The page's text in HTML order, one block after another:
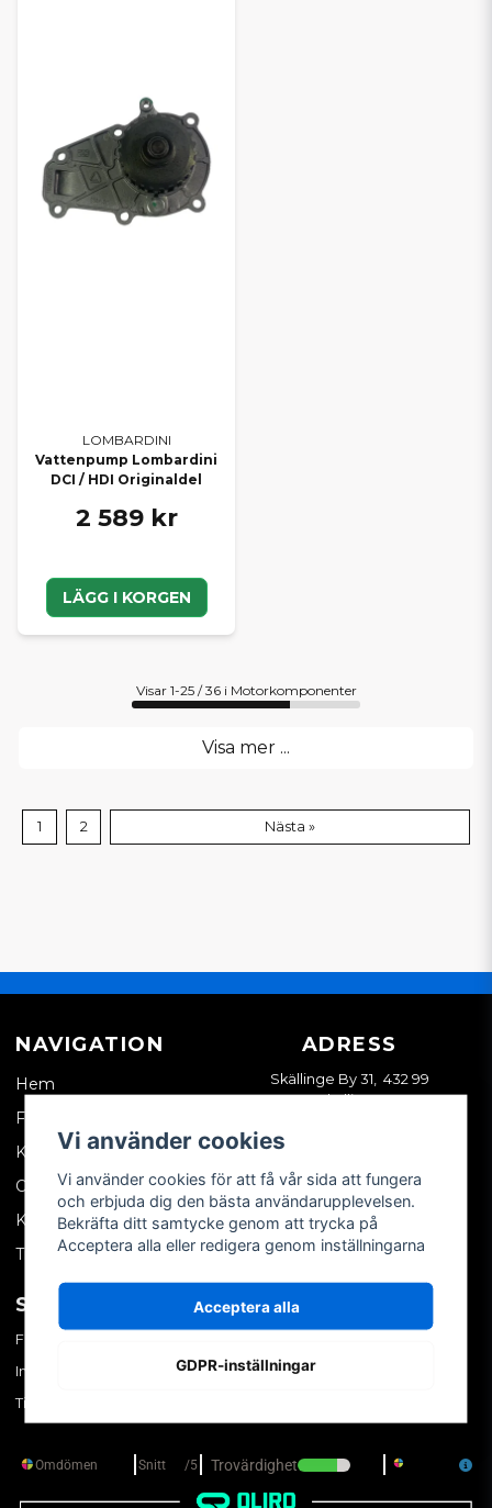
LOMBARDINI
Vattenpump Lombardini
DCI / HDI Originaldel
2 589 kr
LÄGG I KORGEN
Visar 1-25 / 36 i Motorkomponenter
Visa mer ...
1 2 Nästa »
NAVIGATION
Hem
Företagskund
Kontakta oss
Om oss
Köpvillkor
Tips & trix
ADRESS
Skällinge By 31, 432 99
Skällinge
SOCIALA MEDIER
Facebook
Instagram
TikTok
MITT KONTO
Skapa konto
Vi använder cookies
Vi använder cookies för att få vår sida att fungera
och erbjuda dig den bästa användarupplevelsen.
Bekräfta ditt samtycke genom att trycka på
Acceptera alla eller redigera genom inställningarna
Acceptera alla
GDPR-inställningar